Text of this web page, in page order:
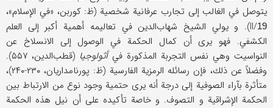
يتوصل في الغالب إلى تجارب عرفانية شخصية (ظ: كوربن، «في الإسلام»،
II/19
). و يولي الشيخ شهاب‌الدين في تعاليمه أهمية أكبر إلى العلم
الكشفي. فهو يرى أن كمال الحكمة في الوصول إلى الانسلاخ عن
النواسيت وهي نفس التجربة المذكورة فيأثولوجيا
(قطب‌الدين، ۵۵۷).
وفضلاً عن ذلك، فإن رسائله الرمزية الفارسية (ظ: پورنامداريان، ۲۳۰-۲۴۰)،
متأثرة بآراء الصوفية إلى درجة أنه يرى حتمية وجود نوع من الارتباط بين
الحكمة الإشراقية و التصوف. و خاصة تأكيده على أن نيل هذه الحكمة